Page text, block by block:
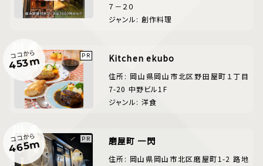
７－２０
ジャンル: 創作料理
ココから
453m Kitchen ekubo
住所: 岡山県岡山市北区野田屋町１丁目
7-20 中野ビル1F
ジャンル: 洋食
ココから
465m 磨屋町 一閃
住所: 岡山県岡山市北区磨屋町1-2 路地